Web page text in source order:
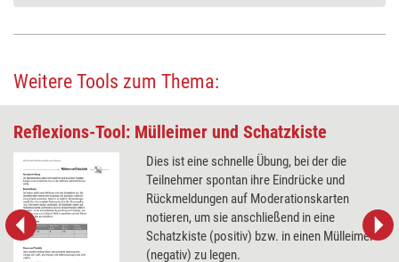
Weitere Tools zum Thema:
Reflexions-Tool: Mülleimer und Schatzkiste
Dies ist eine schnelle Übung, bei der die
Teilnehmer spontan ihre Eindrücke und
Rückmeldungen auf Moderationskarten
notieren, um sie anschließend in eine
Schatzkiste (positiv) bzw. in einen Mülleimer
(negativ) zu legen.